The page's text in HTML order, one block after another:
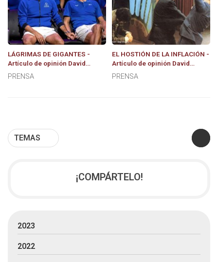
TEMAS
LÁGRIMAS DE GIGANTES -
Artículo de opinión David
Gómez Rosa
PRENSA
EL HOSTIÓN DE LA INFLACIÓN -
Artículo de opinión David
Gómez Rosa
PRENSA
¡COMPÁRTELO!
2023
2022